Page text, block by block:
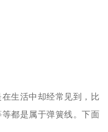
生活中却经常见到，比
都是属于弹簧线。下面